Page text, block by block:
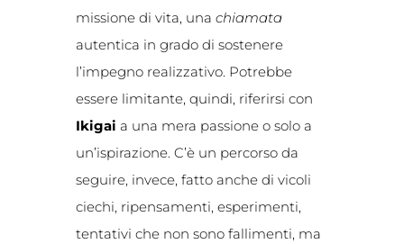
missione di vita, una chiamata
autentica in grado di sostenere
l’impegno realizzativo. Potrebbe
essere limitante, quindi, riferirsi con
Ikigai a una mera passione o solo a
un’ispirazione. C’è un percorso da
seguire, invece, fatto anche di vicoli
ciechi, ripensamenti, esperimenti,
tentativi che non sono fallimenti, ma